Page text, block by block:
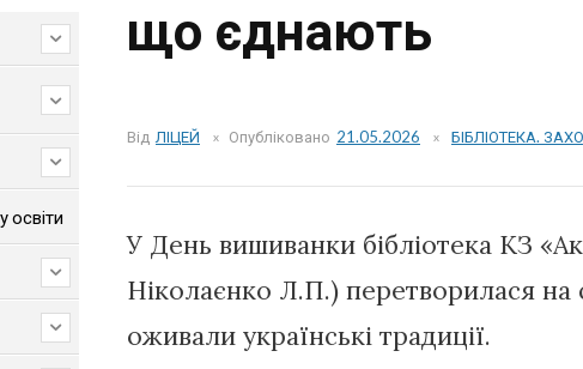
що єднають
Від ЛІЦЕЙ Опубліковано 21.05.2026 БІБЛІОТЕКА.
У День вишиванки бібліотека КЗ
Ніколаєнко Л.П.) перетворилася на
оживали українські традиції.
освіти